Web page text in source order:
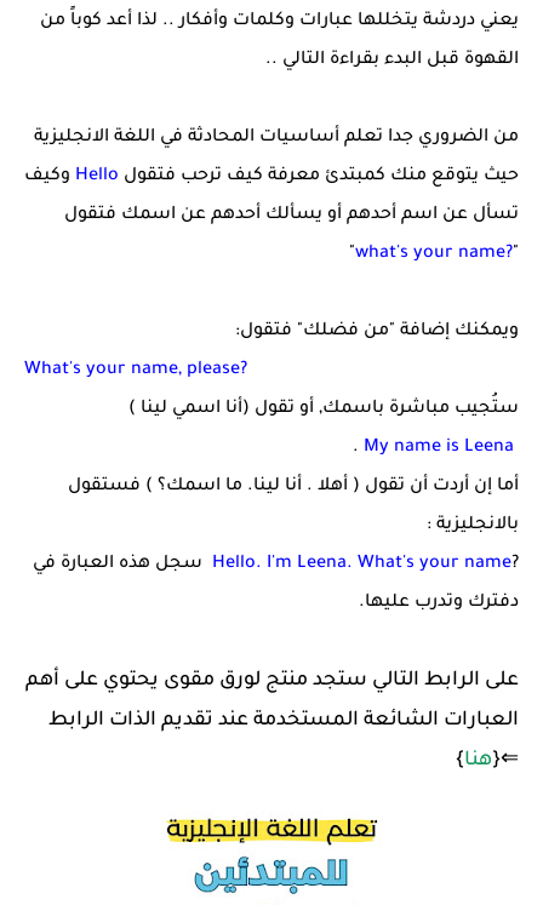
يعني دردشة يتخللها عبارات وكلمات وأفكار .. لذا أعد كوباً من
القهوة قبل البدء بقراءة التالي ..
من الضروري جدا تعلم أساسيات المحادثة في اللغة الانجليزية
حيث يتوقع منك كمبتدئ معرفة كيف ترحب فتقول Hello وكيف
تسأل عن اسم أحدهم أو يسألك أحدهم عن اسمك فتقول
"what's your name?"
ويمكنك إضافة "من فضلك" فتقول:
What's your name, please?
ستُجيب مباشرة باسمك, أو تقول (أنا اسمي لينا )
My name is Leena
.
أما إن أردت أن تقول ( أهلا . أنا لينا. ما اسمك؟ ) فستقول
بالانجليزية :
Hello. I'm Leena. What's your name?
سجل هذه العبارة في
دفترك وتدرب عليها.
على الرابط التالي ستجد منتج لورق مقوى يحتوي على أهم
العبارات الشائعة المستخدمة عند تقديم الذات الرابط
⇐{هنا}